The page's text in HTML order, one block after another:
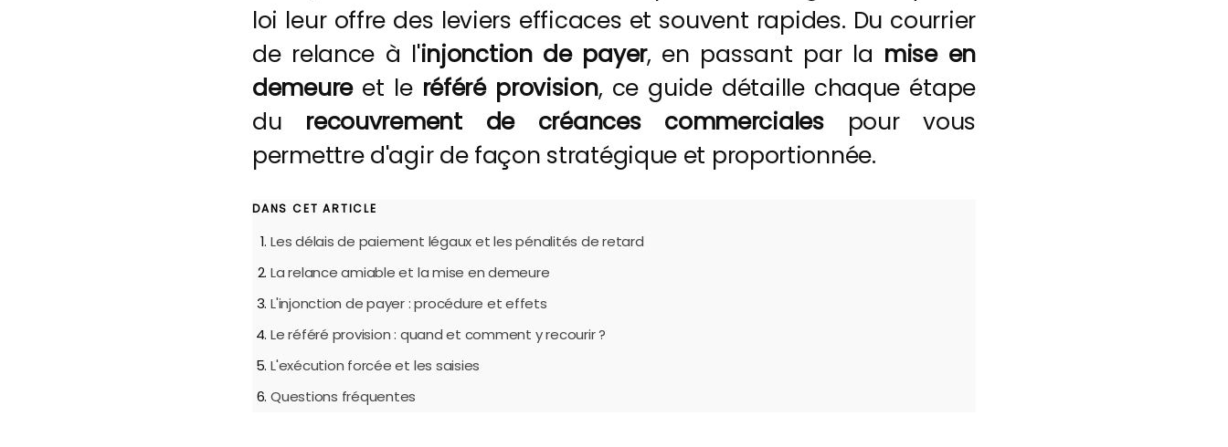
loi leur offre des leviers efficaces et souvent rapides. Du courrier
de relance à l'injonction de payer, en passant par la mise en
demeureet le référé provision, ce guide détaille chaque étape
du recouvrement de créances commercialespour vous
permettre d'agir de façon stratégique et proportionnée.
DANS CET ARTICLE
Les délais de paiement légaux et les pénalités de retard
La relance amiable et la mise en demeure
L'injonction de payer : procédure et effets
Le référé provision : quand et comment y recourir ?
L'exécution forcée et les saisies
Questions fréquentes